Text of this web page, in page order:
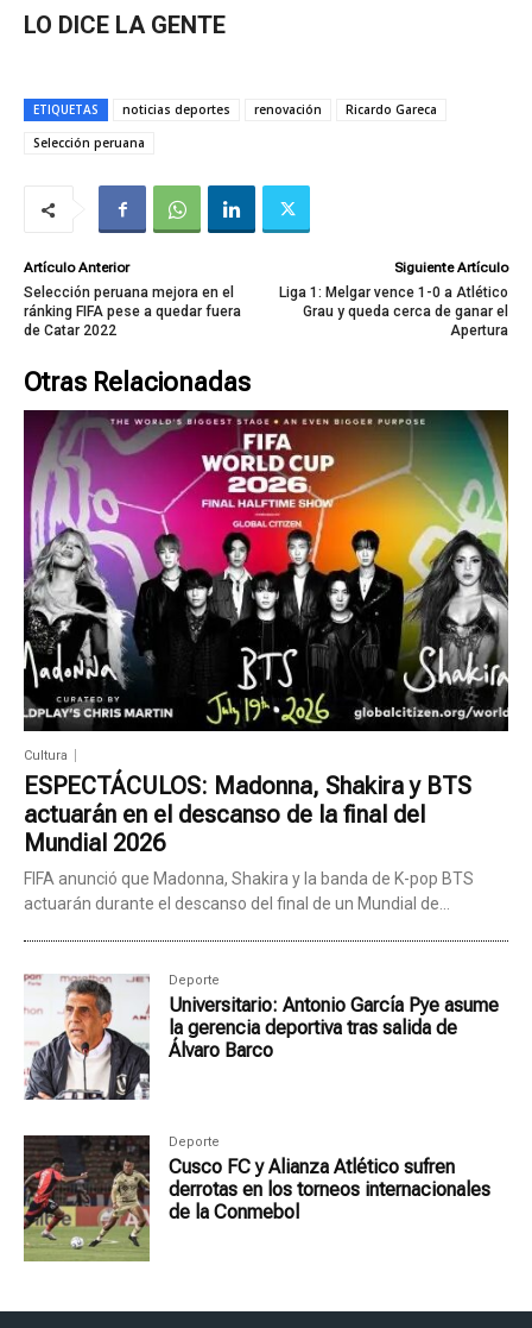
LO DICE LA GENTE
ETIQUETAS noticias deportes renovación
Ricardo Gareca
Selección peruana
Artículo Anterior
Selección peruana mejora en el
ránking FIFA pese a quedar fuera
de Catar 2022
Siguiente Artículo
Liga 1: Melgar vence 1-0 a Atlético
Grau y queda cerca de ganar el
Apertura
Otras Relacionadas
Cultura
ESPECTÁCULOS: Madonna, Shakira y BTS
actuarán en el descanso de la final del
Mundial 2026
FIFA anunció que Madonna, Shakira y la banda de K-pop BTS
actuarán durante el descanso del final de un Mundial de...
Deporte
Universitario: Antonio García Pye asume
la gerencia deportiva tras salida de
Álvaro Barco
Deporte
Cusco FC y Alianza Atlético sufren
derrotas en los torneos internacionales
de la Conmebol